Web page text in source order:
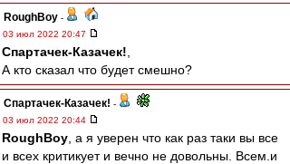
RoughBoy -
03 июл 2022 20:47
Спартачек-Казачек!
А кто сказал что будет смешно?
Спартачек-Казачек! -
03 июл 2022 20:44
RoughBoy , а я уверен что как раз таки вы все
и всех критикует и вечно не довольны. Всем.и